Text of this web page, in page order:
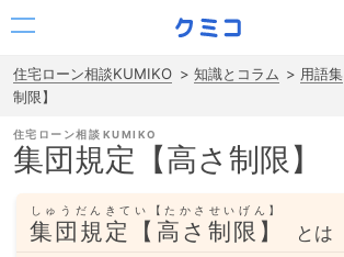
住宅ローン相談KUMIKO 知識とコラム 用語集
制限】
住宅ローン相談
集団規定【高さ制限】
集団規定【高さ制限】
しゅうだんきてい【たかさせいげん】
とは